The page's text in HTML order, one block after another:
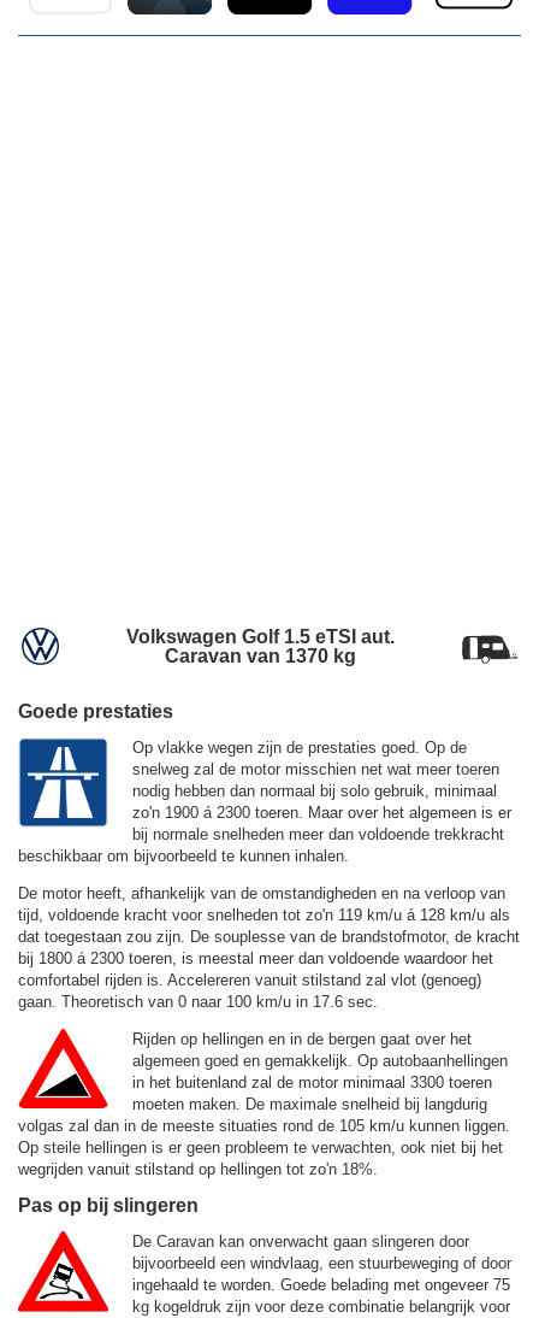
Volkswagen Golf 1.5 eTSI aut.
Caravan van 1370 kg
Goede prestaties
Op vlakke wegen zijn de prestaties goed. Op de
snelweg zal de motor misschien net wat meer toeren
nodig hebben dan normaal bij solo gebruik, minimaal
zo'n 1900 á 2300 toeren. Maar over het algemeen is er
bij normale snelheden meer dan voldoende trekkracht
beschikbaar om bijvoorbeeld te kunnen inhalen.
De motor heeft, afhankelijk van de omstandigheden en na verloop van
tijd, voldoende kracht voor snelheden tot zo'n 119 km/u á 128 km/u als
dat toegestaan zou zijn. De souplesse van de brandstofmotor, de kracht
bij 1800 á 2300 toeren, is meestal meer dan voldoende waardoor het
comfortabel rijden is. Accelereren vanuit stilstand zal vlot (genoeg)
gaan. Theoretisch van 0 naar 100 km/u in 17.6 sec.
Rijden op hellingen en in de bergen gaat over het
algemeen goed en gemakkelijk. Op autobaanhellingen
in het buitenland zal de motor minimaal 3300 toeren
moeten maken. De maximale snelheid bij langdurig
volgas zal dan in de meeste situaties rond de 105 km/u kunnen liggen.
Op steile hellingen is er geen probleem te verwachten, ook niet bij het
wegrijden vanuit stilstand op hellingen tot zo'n 18%.
Pas op bij slingeren
De Caravan kan onverwacht gaan slingeren door
bijvoorbeeld een windvlaag, een stuurbeweging of door
ingehaald te worden. Goede belading met ongeveer 75
kg kogeldruk zijn voor deze combinatie belangrijk voor